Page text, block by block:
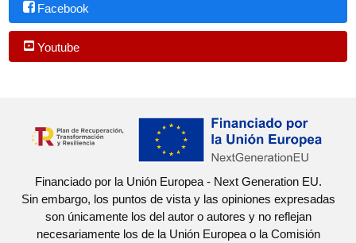
Facebook
Youtube
Financiado por la Unión Europea - Next Generation EU.
Sin embargo, los puntos de vista y las opiniones expresadas
son únicamente los del autor o autores y no reflejan
necesariamente los de la Unión Europea o la Comisión